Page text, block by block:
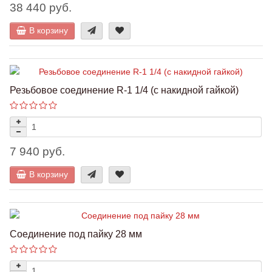
38 440 руб.
В корзину
Резьбовое соединение R-1 1/4 (с накидной гайкой)
7 940 руб.
В корзину
Соединение под пайку 28 мм